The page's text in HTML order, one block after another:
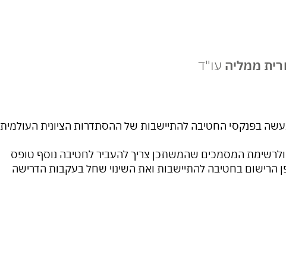
ממליה עו"ד
נעשה בפנקסי החטיבה להתיישבות של ההסתדרות הציונית העולמית
ולרשימת המסמכים שהמשתכן צריך להעביר לחטיבה נוסף טופס
אופן הרישום בחטיבה להתיישבות ואת השינוי שחל בעקבות הדרישה